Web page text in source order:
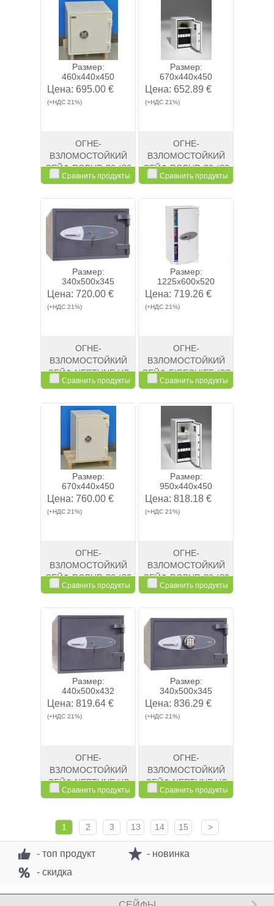
Размер:
460x440x450
Цена: 695.00 €
(+НДС 21%)
ОГНЕ-
ВЗЛОМОСТОЙКИЙ
СЕЙФ ROBUR S2 (S2
460E)
Смотреть
Kупить
Сравнить продукты
Размер:
670x440x450
Цена: 652.89 €
(+НДС 21%)
ОГНЕ-
ВЗЛОМОСТОЙКИЙ
СЕЙФ ROBUR S2 (S2
670K)
Смотреть
Kупить
Сравнить продукты
Размер:
340x500x345
Цена: 720.00 €
(+НДС 21%)
ОГНЕ-
ВЗЛОМОСТОЙКИЙ
СЕЙФ NEPTUNE HS
1051K
Смотреть
Kупить
Сравнить продукты
Размер:
1225x600x520
Цена: 719.26 €
(+НДС 21%)
ОГНЕ-
ВЗЛОМОСТОЙКИЙ
СЕЙФ FIRECHIEF (SS
1651K)
Смотреть
Kупить
Сравнить продукты
Размер:
670x440x450
Цена: 760.00 €
(+НДС 21%)
ОГНЕ-
ВЗЛОМОСТОЙКИЙ
СЕЙФ ROBUR S2 (S2
670E)
Смотреть
Kупить
Сравнить продукты
Размер:
950x440x450
Цена: 818.18 €
(+НДС 21%)
ОГНЕ-
ВЗЛОМОСТОЙКИЙ
СЕЙФ ROBUR S2 (S2
950K)
Смотреть
Kупить
Сравнить продукты
Размер:
440x500x432
Цена: 819.64 €
(+НДС 21%)
ОГНЕ-
ВЗЛОМОСТОЙКИЙ
СЕЙФ NEPTUNE HS
1052K
Сравнить продукты
Размер:
340x500x345
Цена: 836.29 €
(+НДС 21%)
ОГНЕ-
ВЗЛОМОСТОЙКИЙ
СЕЙФ NEPTUNE HS
1051E
Сравнить продукты
1 2 3 13 14 15 >
- топ продукт
- новинка
- скидка